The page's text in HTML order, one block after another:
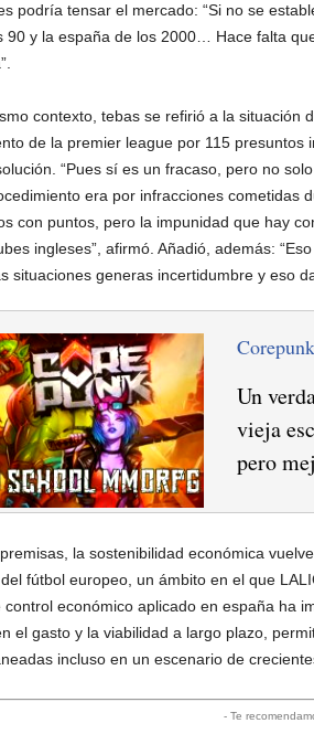
podría tensar el mercado: “Si no se
90 y la españa de los 2000… Hace falta
contexto, tebas se refirió a la situación
de la premier league por 115 presuntos
“Pues sí es un fracaso, pero no
era por infracciones cometidas
con puntos, pero la impunidad que hay
ingleses”, afirmó. Añadió, además:
situaciones generas incertidumbre y eso
Un
vieja
pero
la sostenibilidad económica
fútbol europeo, un ámbito en el que
control económico aplicado en españa ha
el gasto y la viabilidad a largo plazo,
incluso en un escenario de
- Te